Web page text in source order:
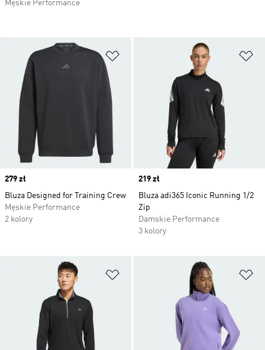
Dodaj do listy życzeń
Price
279 zł
Bluza Designed for Training Crew
Męskie Performance
2 kolory
Price
219 zł
Bluza adi365 Iconic Running 1/2
Zip
Damskie Performance
3 kolory
Dodaj do listy życzeń
Męskie Performance